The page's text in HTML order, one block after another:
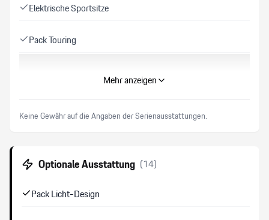
Elektrische Sportsitze
Pack Touring
Servolenkung Plus
Keyless-Go Start Funktion
Bose Surround Sound -System
Mehr anzeigen
Keine Gewähr auf die Angaben der Serienausstattungen.
Optionale Ausstattung (14)
Pack Licht-Design